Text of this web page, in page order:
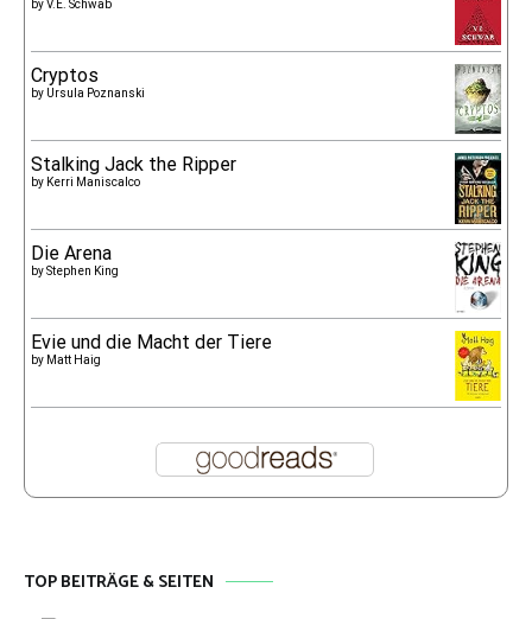
byV.E. Schwab
Cryptos
by Ursula Poznanski
Stalking Jack the Ripper
by Kerri Maniscalco
Die Arena
byStephen King
Evie und die Macht der Tiere
by Matt Haig
TOP BEITRÄGE & SEITEN